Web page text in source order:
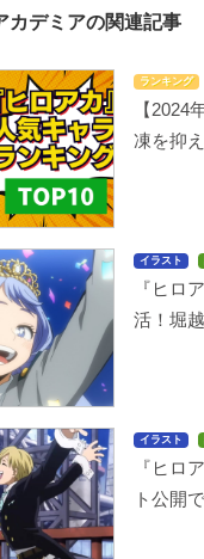
カデミアの関連記事
ランキング
【
凍を抑
イラスト
『ヒロ
活！堀
イラスト
『ヒロ
ト公開